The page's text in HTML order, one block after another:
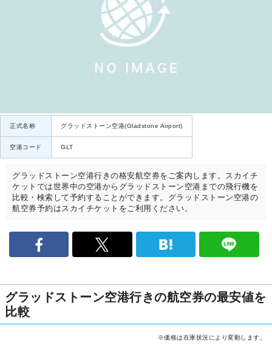
正式名称 グラッドストーン空港(Gladstone Airport)
空港コード GLT
グラッドストーン空港行きの格安航空券をご案内します。スカイチ
ケットでは世界中の空港からグラッドストーン空港までの飛行機を
比較・検索して予約することができます。グラッドストーン空港の
航空券予約はスカイチケットをご利用ください。
グラッドストーン空港行きの航空券の最安値を
比較
※価格は在庫状況により変動します。